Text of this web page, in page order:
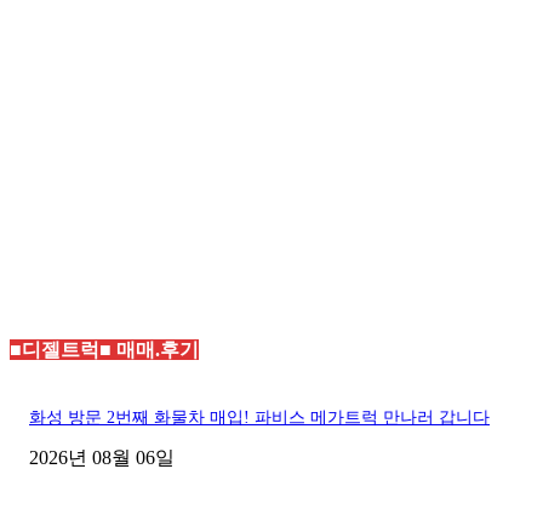
■디젤트럭■ 매매.후기
화성 방문 2번째 화물차 매입! 파비스 메가트럭 만나러 갑니다
2026년 08월 06일